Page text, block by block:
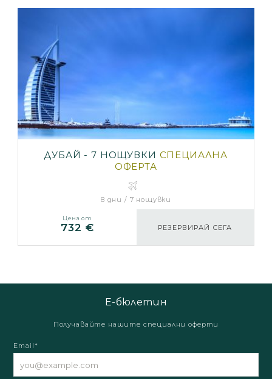
ДУБАЙ - 7 НОЩУВКИ СПЕЦИАЛНА
ОФЕРТА
8 дни / 7 нощувки
Цена от
732 € РЕЗЕРВИРАЙ СЕГА
Е-бюлетин
Получавайте нашите специални оферти
Email*